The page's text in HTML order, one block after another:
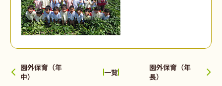
園外保育（年
中）
一覧
園外保育（年
長）